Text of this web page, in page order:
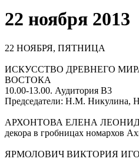
22 ноября 2013
22 НОЯБРЯ, ПЯТНИЦА
ИСКУССТВО ДРЕВНЕГО
ВОСТОКА
10.00-13.00. Аудитория В3
Председатели: Н.М. Никулина,
АРХОНТОВА ЕЛЕНА
декора в гробницах номархов
ЯРМОЛОВИЧ ВИКТОРИЯ